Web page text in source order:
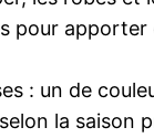
pour
: un de
la saison